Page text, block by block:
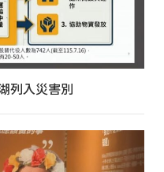
列入災害別